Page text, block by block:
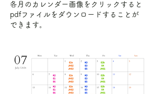
各月のカレンダー画像をクリックすると
pdfファイルをダウンロードすることが
できます。